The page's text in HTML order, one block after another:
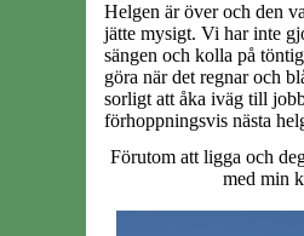
Helgen är över och den
jätte mysigt. Vi har inte
sängen och kolla på
göra när det regnar och
sorligt att åka iväg till
förhoppningsvis nästa
Förutom att ligga och
med min